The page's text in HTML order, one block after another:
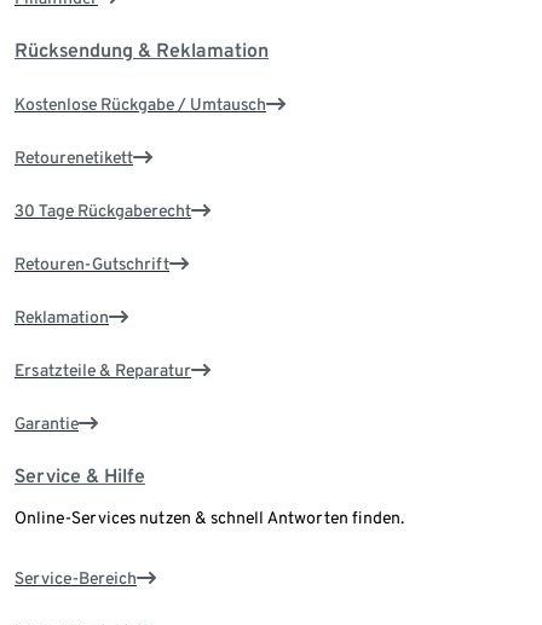
Rücksendung & Reklamation
Kostenlose Rückgabe / Umtausch
Retourenetikett
30 Tage Rückgaberecht
Retouren-Gutschrift
Reklamation
Ersatzteile & Reparatur
Garantie
Service & Hilfe
Online-Services nutzen & schnell Antworten finden.
Service-Bereich